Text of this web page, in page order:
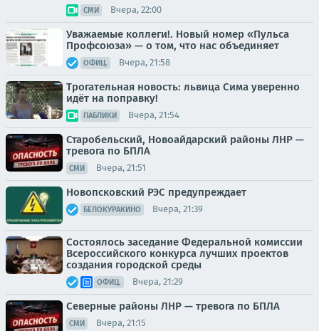
СМИ Вчера, 22:00
Уважаемые коллеги!. Новый номер «Пульса
Профсоюза» — о том, что нас объединяет
ОФИЦ. Вчера, 21:58
Трогательная новость: львица Сима уверенно
идёт на поправку!
ПАБЛИКИ Вчера, 21:54
Старобельский, Новоайдарский районы ЛНР —
тревога по БПЛА
СМИ Вчера, 21:51
Новопсковский РЭС предупреждает
БЕЛОКУРАКИНО Вчера, 21:39
Состоялось заседание Федеральной комиссии
Всероссийского конкурса лучших проектов
создания городской среды
ОФИЦ. Вчера, 21:29
Северные районы ЛНР — тревога по БПЛА
СМИ Вчера, 21:15